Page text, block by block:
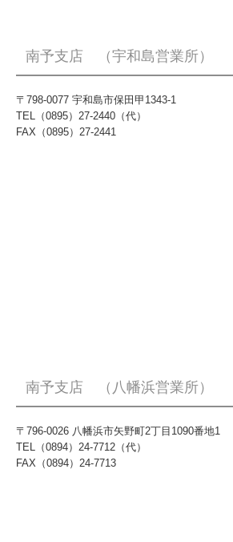
南予支店 （宇和島営業所）
〒798-0077 宇和島市保田甲1343-1
TEL（0895）27-2440（代）
FAX（0895）27-2441
南予支店 （八幡浜営業所）
〒796-0026 八幡浜市矢野町2丁目1090番地1
TEL（0894）24-7712（代）
FAX（0894）24-7713